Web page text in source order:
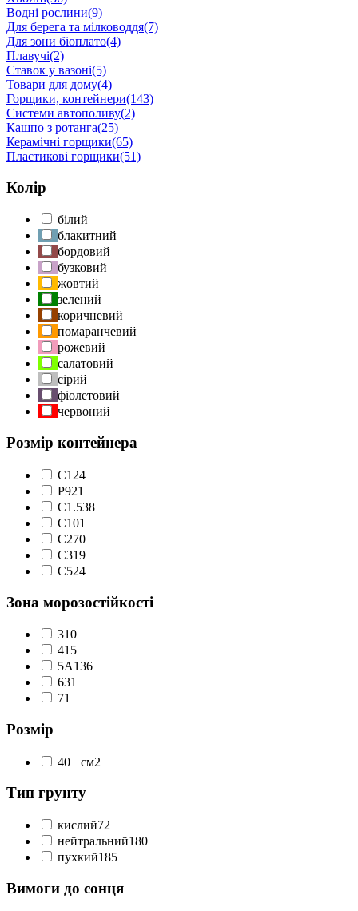
Водні рослини(9)
Для берега та мілководдя(7)
Для зони біоплато(4)
Плавучі(2)
Ставок у вазоні(5)
Товари для дому(4)
Горщики, контейнери(143)
Системи автополиву(2)
Кашпо з ротанга(25)
Керамічні горщики(65)
Пластикові горщики(51)
Колір
білий
блакитний
бордовий
бузковий
жовтий
зелений
коричневий
помаранчевий
рожевий
салатовий
сірий
фіолетовий
червоний
Розмір контейнера
C1 24
P921
С1.538
С101
С270
С319
С524
Зона морозостійкості
310
415
5А136
631
71
Розмір
40+ см2
Тип грунту
кислий72
нейтральний180
пухкий185
Вимоги до сонця